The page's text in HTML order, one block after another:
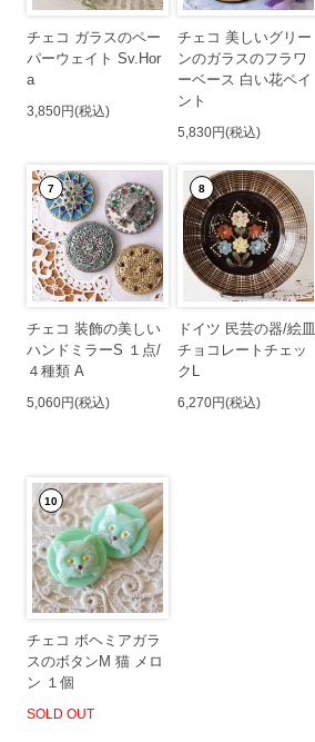
チェコ ガラスのペー
パーウェイト Sv.Hor
a
3,850円(税込)
チェコ 美しいグリー
ンのガラスのフラワ
ーベース 白い花ペイ
ント
5,830円(税込)
7
チェコ 装飾の美しい
ハンドミラーS １点/
４種類 A
5,060円(税込)
8
ドイツ 民芸の器/絵皿
チョコレートチェッ
クL
6,270円(税込)
10
チェコ ボヘミアガラ
スのボタンM 猫 メロ
ン １個
SOLD OUT